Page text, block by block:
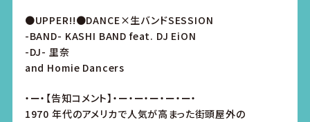
●UPPER!!●DANCE×生バンドSESSION
-BAND- KASHI BAND feat. DJ EiON
-DJ- 里奈
and Homie Dancers
・ー・【告知コメント】・ー・ー・ー・ー・ー・
1970 年代のアメリカで人気が高まった街頭屋外の